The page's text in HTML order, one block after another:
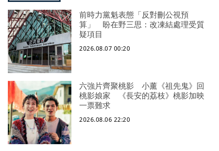
前時力黨魁表態「反對刪公視預
算」 盼在野三思：改凍結處理受質
疑項目
2026.08.07 00:20
六強片齊聚桃影 小薰《祖先鬼》回
桃影娘家 《長安的荔枝》桃影加映
一票難求
2026.08.06 22:20